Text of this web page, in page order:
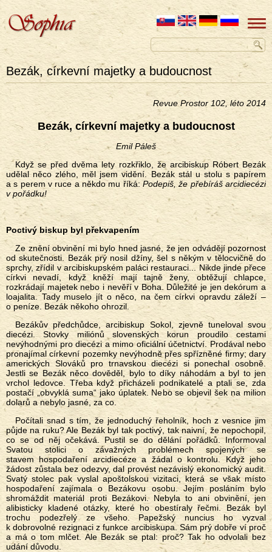
Bezák, církevní majetky a budoucnost
Revue Prostor 102, léto 2014
Bezák, církevní majetky a budoucnost
Emil Páleš
Když se před dvěma lety rozkřiklo, že arcibiskup Róbert Bezák
udělal něco zlého, měl jsem vidění. Bezák stál u stolu s papírem
a s perem v ruce a někdo mu říká: Podepiš, že přebíráš arcidiecézi
v pořádku!
Poctivý biskup byl překvapením
Ze znění obvinění mi bylo hned jasné, že jen odvádějí pozornost
od skutečnosti. Bezák prý nosil džíny, šel s někým v tělocvičně do
sprchy, zřídil v arcibiskupském paláci restauraci... Nikde jinde přece
církvi nevadí, když kněží mají tajně ženy, obtěžují chlapce,
rozkrádají majetek nebo i nevěří v Boha. Důležité je jen dekórum a
loajalita. Tady muselo jít o něco, na čem církvi opravdu záleží –
o peníze. Bezák někoho ohrozil.
Bezákův předchůdce, arcibiskup Sokol, zjevně tuneloval svou
diecézi. Stovky miliónů slovenských korun proudilo cestami
nevýhodnými pro diecézi a mimo oficiální účetnictví. Prodával nebo
pronajímal církevní pozemky nevýhodně přes spřízněné firmy; dary
amerických Slováků pro trnavskou diecézi si ponechal osobně.
Jestli se Bezák něco dověděl, bylo to díky náhodám a byl to jen
vrchol ledovce. Třeba když přicházeli podnikatelé a ptali se, zda
postačí „obvyklá suma“ jako úplatek. Nebo se objevil šek na milion
dolarů a nebylo jasné, za co.
Počítali snad s tím, že jednoduchý řeholník, hoch z vesnice jim
půjde na ruku? Ale Bezák byl tak poctivý, tak naivní, že nepochopil,
co se od něj očekává. Pustil se do dělání pořádků. Informoval
Svatou stolici o závažných problémech spojených se
stavem hospodaření arcidiecéze a žádal o kontrolu. Když jeho
žádost zůstala bez odezvy, dal provést nezávislý ekonomický audit.
Svatý stolec pak vyslal apoštolskou vizitaci, která se však místo
hospodaření zajímala o Bezákovu osobu. Jejím posláním bylo
shromáždit materiál proti Bezákovi. Nebyla to ani obvinění, jen
alibisticky kladené otázky, které ho obestíraly řečmi. Bezák byl
trochu podezřelý ze všeho. Papežský nuncius ho vyzval
k dobrovolné rezignaci z funkce arcibiskupa. Sám prý dobře ví proč
a má o tom mlčet. Ale Bezák se ptal: proč? Tak ho odvolali bez
udání důvodu.